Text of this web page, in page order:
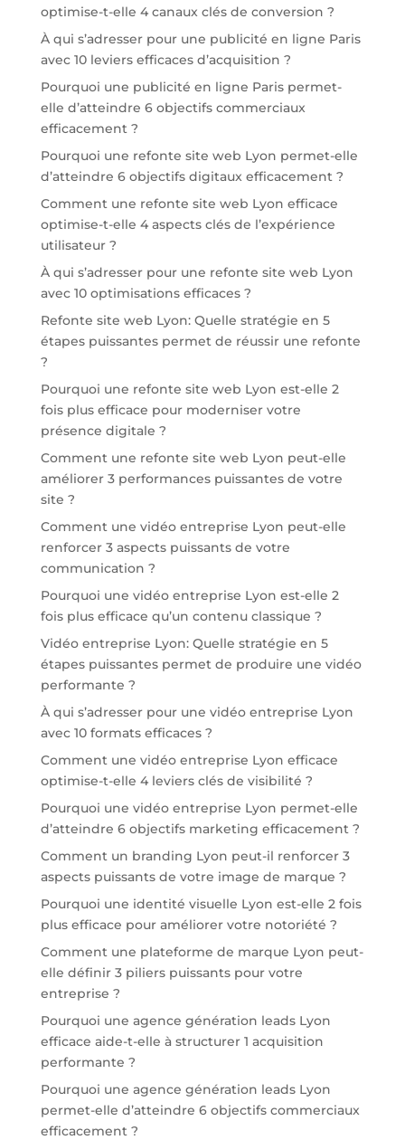
optimise-t-elle 4 canaux clés de conversion ?
À qui s’adresser pour une publicité en ligne Paris
avec 10 leviers efficaces d’acquisition ?
Pourquoi une publicité en ligne Paris permet-
elle d’atteindre 6 objectifs commerciaux
efficacement ?
Pourquoi une refonte site web Lyon permet-elle
d’atteindre 6 objectifs digitaux efficacement ?
Comment une refonte site web Lyon efficace
optimise-t-elle 4 aspects clés de l’expérience
utilisateur ?
À qui s’adresser pour une refonte site web Lyon
avec 10 optimisations efficaces ?
Refonte site web Lyon: Quelle stratégie en 5
étapes puissantes permet de réussir une refonte
?
Pourquoi une refonte site web Lyon est-elle 2
fois plus efficace pour moderniser votre
présence digitale ?
Comment une refonte site web Lyon peut-elle
améliorer 3 performances puissantes de votre
site ?
Comment une vidéo entreprise Lyon peut-elle
renforcer 3 aspects puissants de votre
communication ?
Pourquoi une vidéo entreprise Lyon est-elle 2
fois plus efficace qu’un contenu classique ?
Vidéo entreprise Lyon: Quelle stratégie en 5
étapes puissantes permet de produire une vidéo
performante ?
À qui s’adresser pour une vidéo entreprise Lyon
avec 10 formats efficaces ?
Comment une vidéo entreprise Lyon efficace
optimise-t-elle 4 leviers clés de visibilité ?
Pourquoi une vidéo entreprise Lyon permet-elle
d’atteindre 6 objectifs marketing efficacement ?
Comment un branding Lyon peut-il renforcer 3
aspects puissants de votre image de marque ?
Pourquoi une identité visuelle Lyon est-elle 2 fois
plus efficace pour améliorer votre notoriété ?
Comment une plateforme de marque Lyon peut-
elle définir 3 piliers puissants pour votre
entreprise ?
Pourquoi une agence génération leads Lyon
efficace aide-t-elle à structurer 1 acquisition
performante ?
Pourquoi une agence génération leads Lyon
permet-elle d’atteindre 6 objectifs commerciaux
efficacement ?